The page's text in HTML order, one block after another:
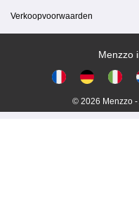
Verkoopvoorwaarden
Menzzo
© 2026 Menzzo